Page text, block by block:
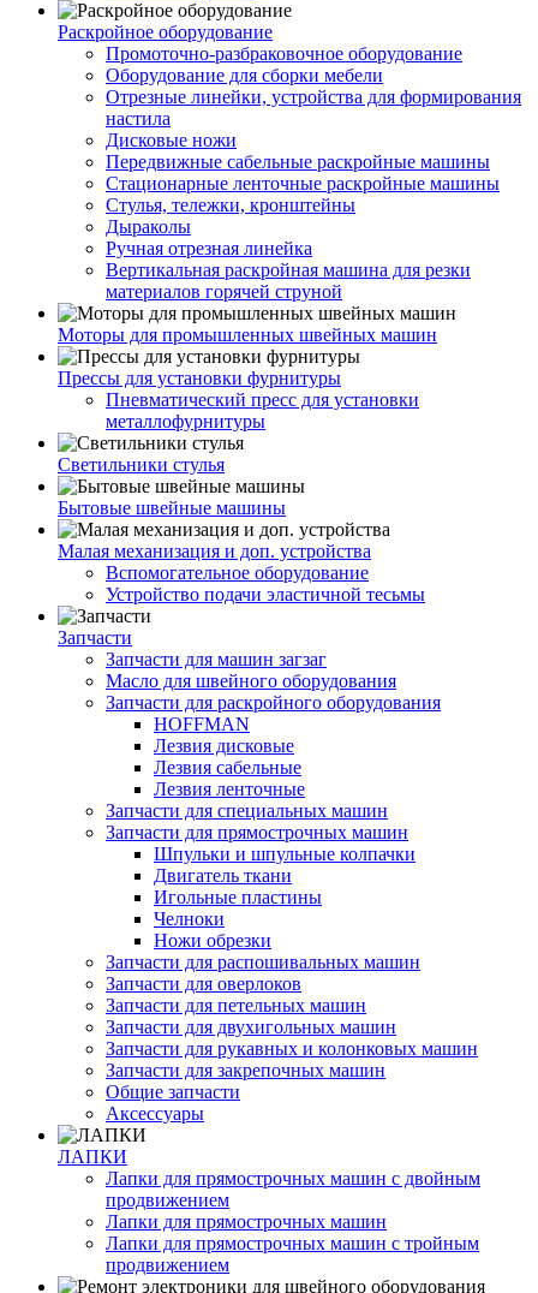
Раскройное оборудование
Промоточно-разбраковочное оборудование
Оборудование для сборки мебели
Отрезные линейки, устройства для формирования
настила
Дисковые ножи
Передвижные сабельные раскройные машины
Стационарные ленточные раскройные машины
Стулья, тележки, кронштейны
Дыраколы
Ручная отрезная линейка
Вертикальная раскройная машина для резки
материалов горячей струной
Моторы для промышленных швейных машин
Прессы для установки фурнитуры
Пневматический пресс для установки
металлофурнитуры
Светильники стулья
Бытовые швейные машины
Малая механизация и доп. устройства
Вспомогательное оборудование
Устройство подачи эластичной тесьмы
Запчасти
Запчасти для машин загзаг
Масло для швейного оборудования
Запчасти для раскройного оборудования
HOFFMAN
Лезвия дисковые
Лезвия сабельные
Лезвия ленточные
Запчасти для специальных машин
Запчасти для прямострочных машин
Шпульки и шпульные колпачки
Двигатель ткани
Игольные пластины
Челноки
Ножи обрезки
Запчасти для распошивальных машин
Запчасти для оверлоков
Запчасти для петельных машин
Запчасти для двухигольных машин
Запчасти для рукавных и колонковых машин
Запчасти для закрепочных машин
Общие запчасти
Аксессуары
ЛАПКИ
Лапки для прямострочных машин с двойным
продвижением
Лапки для прямострочных машин
Лапки для прямострочных машин с тройным
продвижением